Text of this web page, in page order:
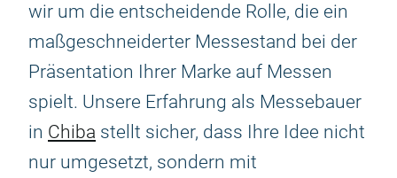
wir um die entscheidende Rolle, die ein
maßgeschneiderter Messestand bei der
Präsentation Ihrer Marke auf Messen
spielt. Unsere Erfahrung als Messebauer
in Chiba stellt sicher, dass Ihre Idee nicht
nur umgesetzt, sondern mit